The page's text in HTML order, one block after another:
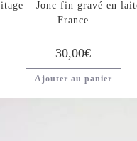
– Jonc fin gravé en
France
30,00€
Ajouter au panier